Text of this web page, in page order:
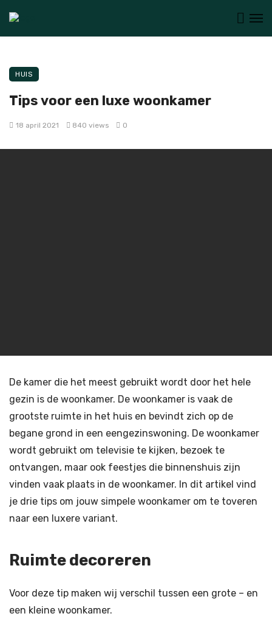
HUIS
Tips voor een luxe woonkamer
18 april 2021 840 views 0
De kamer die het meest gebruikt wordt door het hele
gezin is de woonkamer. De woonkamer is vaak de
grootste ruimte in het huis en bevindt zich op de
begane grond in een eengezinswoning. De woonkamer
wordt gebruikt om televisie te kijken, bezoek te
ontvangen, maar ook feestjes die binnenshuis zijn
vinden vaak plaats in de woonkamer. In dit artikel vind
je drie tips om jouw simpele woonkamer om te toveren
naar een luxere variant.
Ruimte decoreren
Voor deze tip maken wij verschil tussen een grote – en
een kleine woonkamer.